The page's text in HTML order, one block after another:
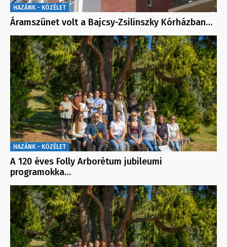
HAZÁNK - KÖZÉLET
Áramszünet volt a Bajcsy-Zsilinszky Kórházban…
HAZÁNK - KÖZÉLET
A 120 éves Folly Arborétum jubileumi
programokka…